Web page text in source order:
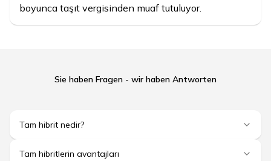
boyunca taşıt vergisinden muaf tutuluyor.
Sie haben Fragen - wir haben Antworten
Tam hibrit nedir?
Tam hibritlerin avantajları